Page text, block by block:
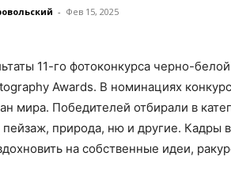
- Фев 15, 2025
11-го фотоконкурса черно-
Awards. В номинациях
мира. Победителей отбирали в
пейзаж, природа, ню и другие. Кадры
на собственные идеи,